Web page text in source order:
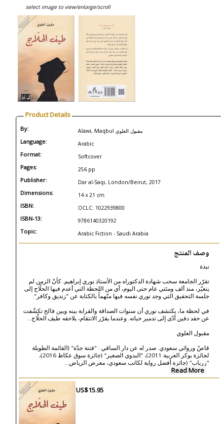
select image to view/enlarge/scroll
Product Details
By: Alawi, Maqbul مقبول العلوي
Language: Arabic
Format: Softcover
Pages: 256 pp
Publisher: Dar al-Saqi, London/Beirut, 2017
Dimensions: 14 x 21 cm
ISBN: OCLC: 1022939800
ISBN-13: 9786140320192
Topic: Arabic Fiction - Saudi Arabia
وصف المنتج
نبذة
تقرّر الجامعة سحب شهادة الدكتوراه من الأستاذ نوري إبراهيم. كأنّ الزمن لم
يتغيّر، منذ ألف ومئتي عام حتى اليوم، أي من اللحظة التي أعدم فيها الحلّاج إلى
جلسة التحقيق التي وجد نوري نفسه فيها متّهماً بالكتابة عن "زنديق وكافر".
في لحظة ما، يكتشف نوري أن سنوات الصداقة والقرابة بينه وبين فالح تكشّفت
عن حقد دفين أدّى إلى تدمير حياته. وعندما يقرّر الانتقام، يلاحقه طيف الحلّاج...
مقبول العلوي
قاصّ وروائي سعودي. صدر له عن دار الساقي : "فتنة جدّة" (القائمة الطويلة
لجائزة بوكر العربية 2011)، "البدوي الصغير" (جائزة سوق عكاظ 2016)،
"زرياب" (جائزة أفضل رواية لكاتب سعودي، معرض الرياض...
Read More
US$15.95